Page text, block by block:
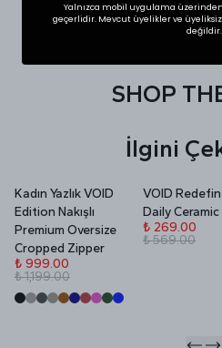
XLarge 62
SHOP
İlgini
Kadın Yazlık VOID
Edition Nakışlı
Premium Oversize
Cropped Zipper
₺ 999.00
₺ 1,199.00
VOID
Daily
₺ 269.00
₺ 569.00
Yalnızca mobil uygulama
geçerlidir. Mevcut üyelikler ve
değildir.